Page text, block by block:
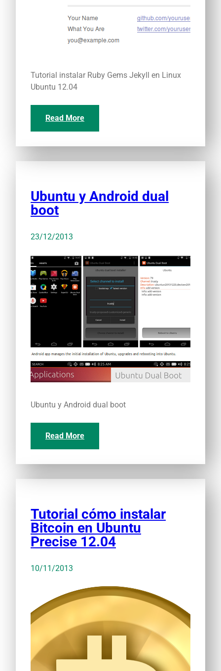
Tutorial instalar Ruby Gems Jekyll en Linux
Ubuntu 12.04
Read More
Ubuntu y Android dual
boot
23/12/2013
Ubuntu y Android dual boot
Read More
Tutorial cómo instalar
Bitcoin en Ubuntu
Precise 12.04
10/11/2013